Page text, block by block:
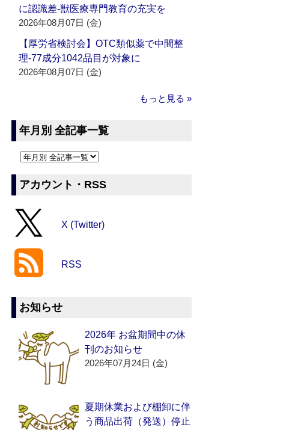
に認識差‐獣医療専門教育の充実を
2026年08月07日 (金)
【厚労省検討会】OTC類似薬で中間整
理‐77成分1042品目が対象に
2026年08月07日 (金)
もっと見る »
年月別 全記事一覧
アカウント・RSS
X (Twitter)
RSS
お知らせ
2026年 お盆期間中の休
刊のお知らせ
2026年07月24日 (金)
夏期休業および棚卸に伴
う商品出荷（発送）停止